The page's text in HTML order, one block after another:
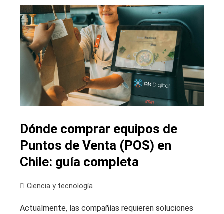
Dónde comprar equipos de
Puntos de Venta (POS) en
Chile: guía completa
Ciencia y tecnología
Actualmente, las compañías requieren soluciones